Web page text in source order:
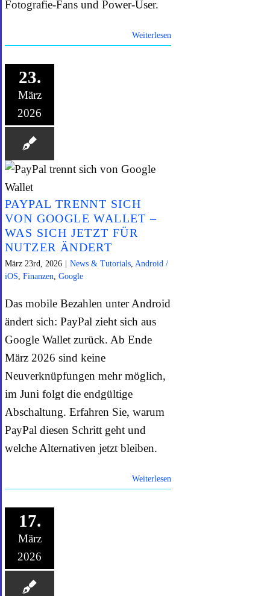
Fotografie-Fans und Power-User.
Weiterlesen
23.
März
2026
PAYPAL TRENNT SICH
VON GOOGLE WALLET –
WAS SICH JETZT FÜR
NUTZER ÄNDERT
März 23rd, 2026 | News & Tutorials Android /
iOS Finanzen Google
Das mobile Bezahlen unter Android
ändert sich: PayPal zieht sich aus
Google Wallet zurück. Ab Ende
März 2026 sind keine
Neuverknüpfungen mehr möglich,
im Juni folgt die endgültige
Abschaltung. Erfahren Sie, warum
PayPal diesen Schritt geht und
welche Alternativen jetzt bleiben.
Weiterlesen
17.
März
2026